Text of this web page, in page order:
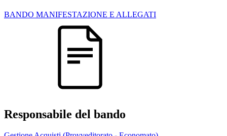
BANDO MANIFESTAZIONE E ALLEGATI
Responsabile del bando